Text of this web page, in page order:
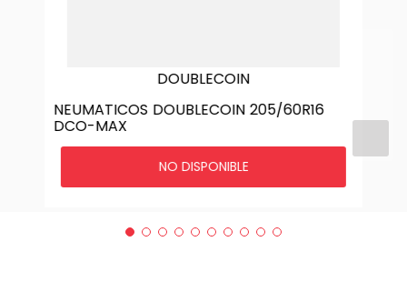
DOUBLECOIN
NEUMATICOS DOUBLECOIN 205/60R16
DCO-MAX
NO DISPONIBLE